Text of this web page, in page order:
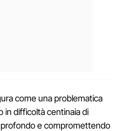
come una problematica
in difficoltà centinaia di
e compromettendo